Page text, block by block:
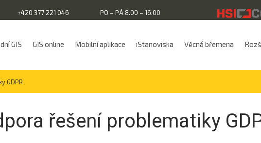
+420 377 221 046 PO – PÁ 8.00 – 16.00
GIS GIS online Mobilní aplikace iStanoviska Věcná břemena
GDPR
řešení problematiky